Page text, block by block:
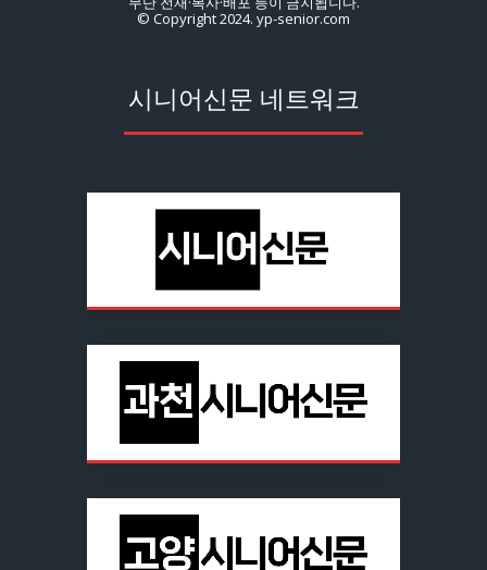
© Copyright 2024. yp-senior.com
시니어신문 네트워크